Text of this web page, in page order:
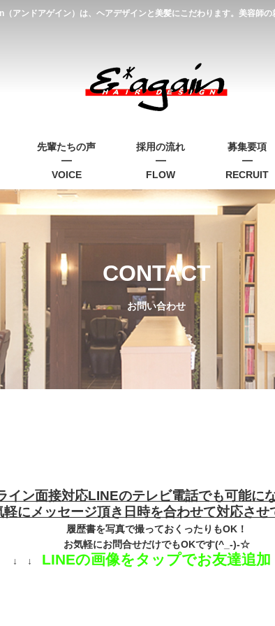
アンドアゲイン）は、ヘアデザインと美髪にこだわります。美容師
先輩たちの声
VOICE
採用の流れ
FLOW
募集要項
RECRUIT
CONTACT
お問い合わせ
イン面接対応LINEのテレビ電話でも可能に
軽にメッセージ頂き日時を合わせて対応させ
履歴書を写真で撮っておくったりもOK！
お気軽にお問合せだけでもOKです(^_-)-☆
↓ ↓
LINEの画像をタップでお友達追加